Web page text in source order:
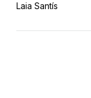
Laia Santís